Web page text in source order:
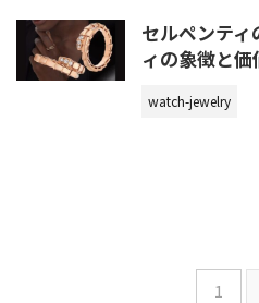
セルペンテ
ィの象徴と価
watch-jewelry
1